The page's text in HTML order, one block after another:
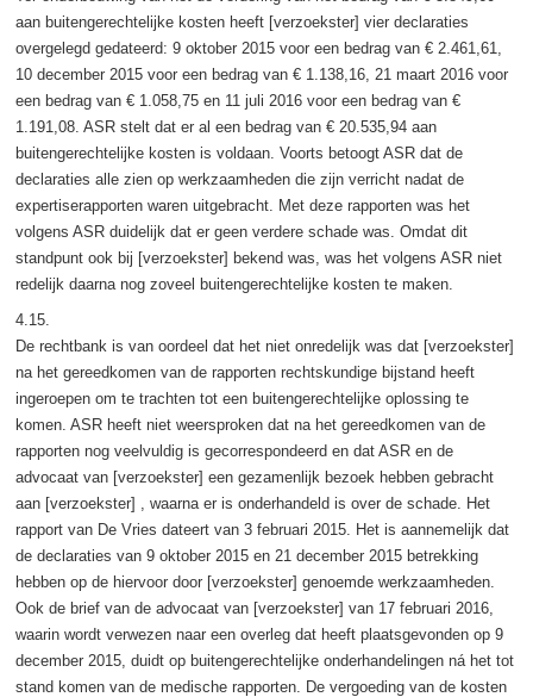
aan buitengerechtelijke kosten heeft [verzoekster] vier declaraties
overgelegd gedateerd: 9 oktober 2015 voor een bedrag van € 2.461,61,
10 december 2015 voor een bedrag van € 1.138,16, 21 maart 2016 voor
een bedrag van € 1.058,75 en 11 juli 2016 voor een bedrag van €
1.191,08. ASR stelt dat er al een bedrag van € 20.535,94 aan
buitengerechtelijke kosten is voldaan. Voorts betoogt ASR dat de
declaraties alle zien op werkzaamheden die zijn verricht nadat de
expertiserapporten waren uitgebracht. Met deze rapporten was het
volgens ASR duidelijk dat er geen verdere schade was. Omdat dit
standpunt ook bij [verzoekster] bekend was, was het volgens ASR niet
redelijk daarna nog zoveel buitengerechtelijke kosten te maken.
4.15.
De rechtbank is van oordeel dat het niet onredelijk was dat [verzoekster]
na het gereedkomen van de rapporten rechtskundige bijstand heeft
ingeroepen om te trachten tot een buitengerechtelijke oplossing te
komen. ASR heeft niet weersproken dat na het gereedkomen van de
rapporten nog veelvuldig is gecorrespondeerd en dat ASR en de
advocaat van [verzoekster] een gezamenlijk bezoek hebben gebracht
aan [verzoekster] , waarna er is onderhandeld is over de schade. Het
rapport van De Vries dateert van 3 februari 2015. Het is aannemelijk dat
de declaraties van 9 oktober 2015 en 21 december 2015 betrekking
hebben op de hiervoor door [verzoekster] genoemde werkzaamheden.
Ook de brief van de advocaat van [verzoekster] van 17 februari 2016,
waarin wordt verwezen naar een overleg dat heeft plaatsgevonden op 9
december 2015, duidt op buitengerechtelijke onderhandelingen ná het tot
stand komen van de medische rapporten. De vergoeding van de kosten